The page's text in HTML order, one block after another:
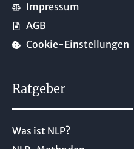
Impressum
AGB
Cookie-Einstellungen
Ratgeber
Was ist NLP?